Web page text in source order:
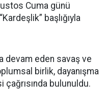
Cuma günü
başlığıyla
devam eden savaş ve
birlik, dayanışma
bulunuldu.